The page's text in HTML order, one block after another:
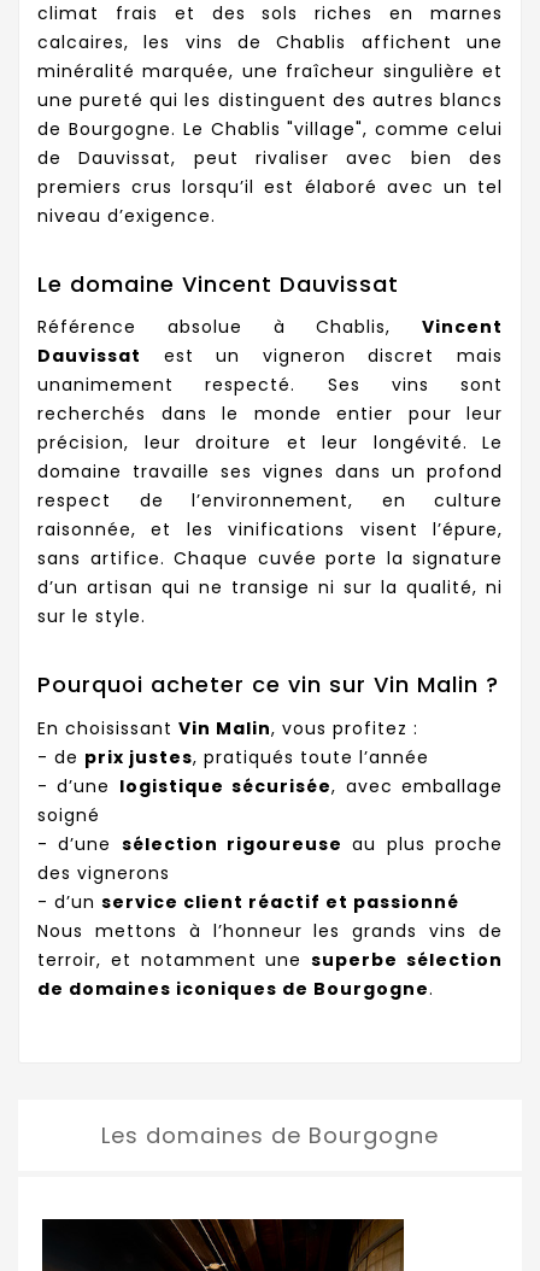
climat frais et des sols riches en marnes
calcaires, les vins de Chablis affichent une
minéralité marquée, une fraîcheur singulière et
une pureté qui les distinguent des autres blancs
de Bourgogne. Le Chablis "village", comme celui
de Dauvissat, peut rivaliser avec bien des
premiers crus lorsqu’il est élaboré avec un tel
niveau d’exigence.
Le domaine Vincent Dauvissat
Référence absolue à Chablis, Vincent
Dauvissat est un vigneron discret mais
unanimement respecté. Ses vins sont
recherchés dans le monde entier pour leur
précision, leur droiture et leur longévité. Le
domaine travaille ses vignes dans un profond
respect de l’environnement, en culture
raisonnée, et les vinifications visent l’épure,
sans artifice. Chaque cuvée porte la signature
d’un artisan qui ne transige ni sur la qualité, ni
sur le style.
Pourquoi acheter ce vin sur Vin Malin ?
En choisissant Vin Malin, vous profitez :
- de prix justes, pratiqués toute l’année
- d’une logistique sécurisée, avec emballage
soigné
- d’une sélection rigoureuse au plus proche
des vignerons
- d’un service client réactif et passionné
Nous mettons à l’honneur les grands vins de
terroir, et notamment unesuperbe sélection
de domaines iconiques de Bourgogne.
Les domaines de Bourgogne